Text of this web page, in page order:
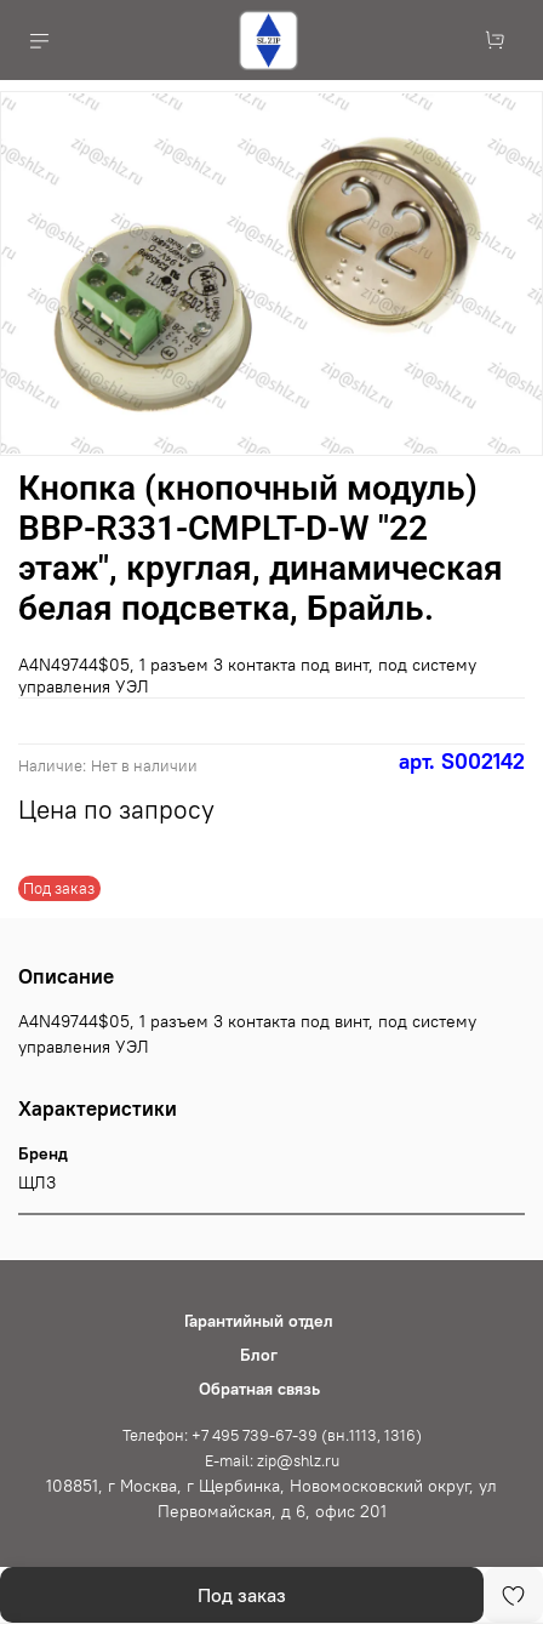
арт. S002142
Наличие: Нет в наличии
Под заказ
Кнопка (кнопочный модуль)
BBP-R331-CMPLT-D-W "22
этаж", круглая, динамическая
белая подсветка, Брайль.
Цена по запросу
Под заказ
A4N49744$05, 1 разъем 3 контакта под винт, под систему
управления УЭЛ
Описание
A4N49744$05, 1 разъем 3 контакта под винт, под систему
управления УЭЛ
Характеристики
Бренд
ЩЛЗ
Гарантийный отдел
Блог
Обратная связь
Телефон: +7 495 739-67-39 (вн.1113, 1316)
E-mail: zip@shlz.ru
108851, г Москва, г Щербинка, Новомосковский округ, ул
Первомайская, д 6, офис 201